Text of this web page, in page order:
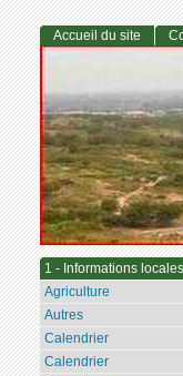
Accueil du site
1 - Informations locales
Agriculture
Autres
Calendrier
Calendrier